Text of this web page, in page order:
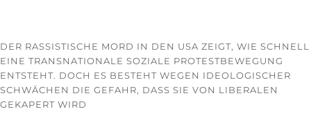
DER RASSISTISCHE MORD IN DEN USA ZEIGT, WIE SCHNELL
EINE TRANSNATIONALE SOZIALE PROTESTBEWEGUNG
ENTSTEHT. DOCH ES BESTEHT WEGEN IDEOLOGISCHER
SCHWÄCHEN DIE GEFAHR, DASS SIE VON LIBERALEN
GEKAPERT WIRD